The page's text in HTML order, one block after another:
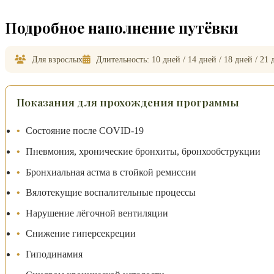
Подробное наполнение путёвки
Для взрослых Длительность: 10 дней / 14 дней / 18 дней / 21
Показания для прохождения программы
Состояние после COVID-19
Пневмония, хронические бронхиты, бронхообструкции
Бронхиальная астма в стойкой ремиссии
Вялотекущие воспалительные процессы
Нарушение лёгочной вентиляции
Снижение гиперсекреции
Гиподинамия